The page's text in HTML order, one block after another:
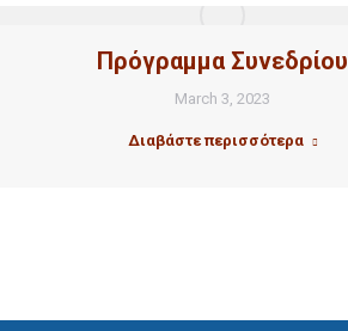
Πρόγραμμα Συνεδρίου
March 3, 2023
Διαβάστε περισσότερα